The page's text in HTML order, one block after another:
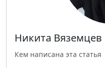
Никита Вяземцев
Кем написана эта статья